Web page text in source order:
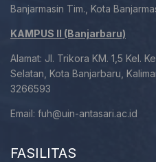
Banjarmasin Tim., Kota
KAMPUS II (Banjarbaru)
Alamat: Jl. Trikora KM. 1,5 Kel.
Selatan, Kota Banjarbaru,
3266593
Email: fuh@uin-antasari.ac.id
FASILITAS